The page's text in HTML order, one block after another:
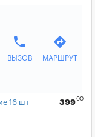
phone
ВЫЗОВ
directions
МАРШРУТ
16 шт
39900